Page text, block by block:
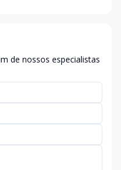
de nossos especialistas